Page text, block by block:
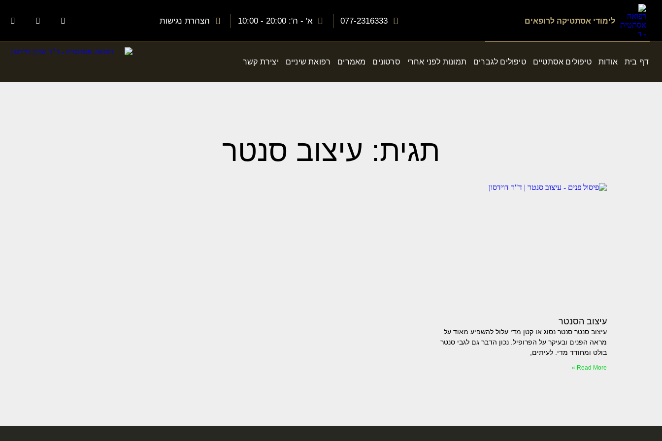
לימודי אסתטיקה לרופאים 077-2316333 א' - ה': 20:00 - 10:00 הצהרת נגישות
דף בית אודות טיפולים אסתטיים טיפולים לגברים תמונות לפני אחרי סרטונים מאמרים רפואת שיניים יצירת קשר
תגית: עיצוב סנטר
עיצוב הסנטר
עיצוב סנטר סנטר נסוג או קטן מדי עלול להשפיע מאוד על
מראה הפנים ובעיקר על הפרופיל. נכון הדבר גם לגבי סנטר
בולט ומחודד מדי. לעיתים,
Read More »